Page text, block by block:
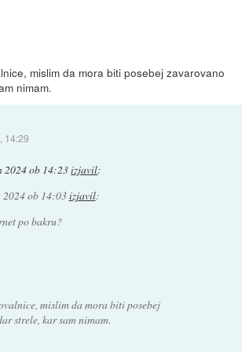
mislim da mora biti posebej zavarovano
nimam.
14:29
2024 ob 14:23izjavil:
2024 ob 14:03izjavil:
po bakru?
mislim da mora biti posebej
strele, kar sam nimam.